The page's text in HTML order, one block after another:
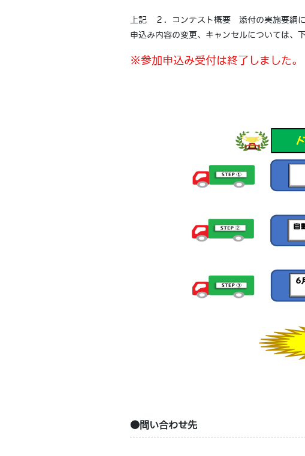
上記 ２．コンテスト概要 添付の実施要綱
申込み内容の変更、キャンセルについては、
※参加申込み受付は終了しました。
●問い合わせ先